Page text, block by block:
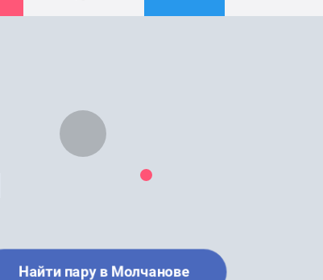
Найти пару в Молчанове